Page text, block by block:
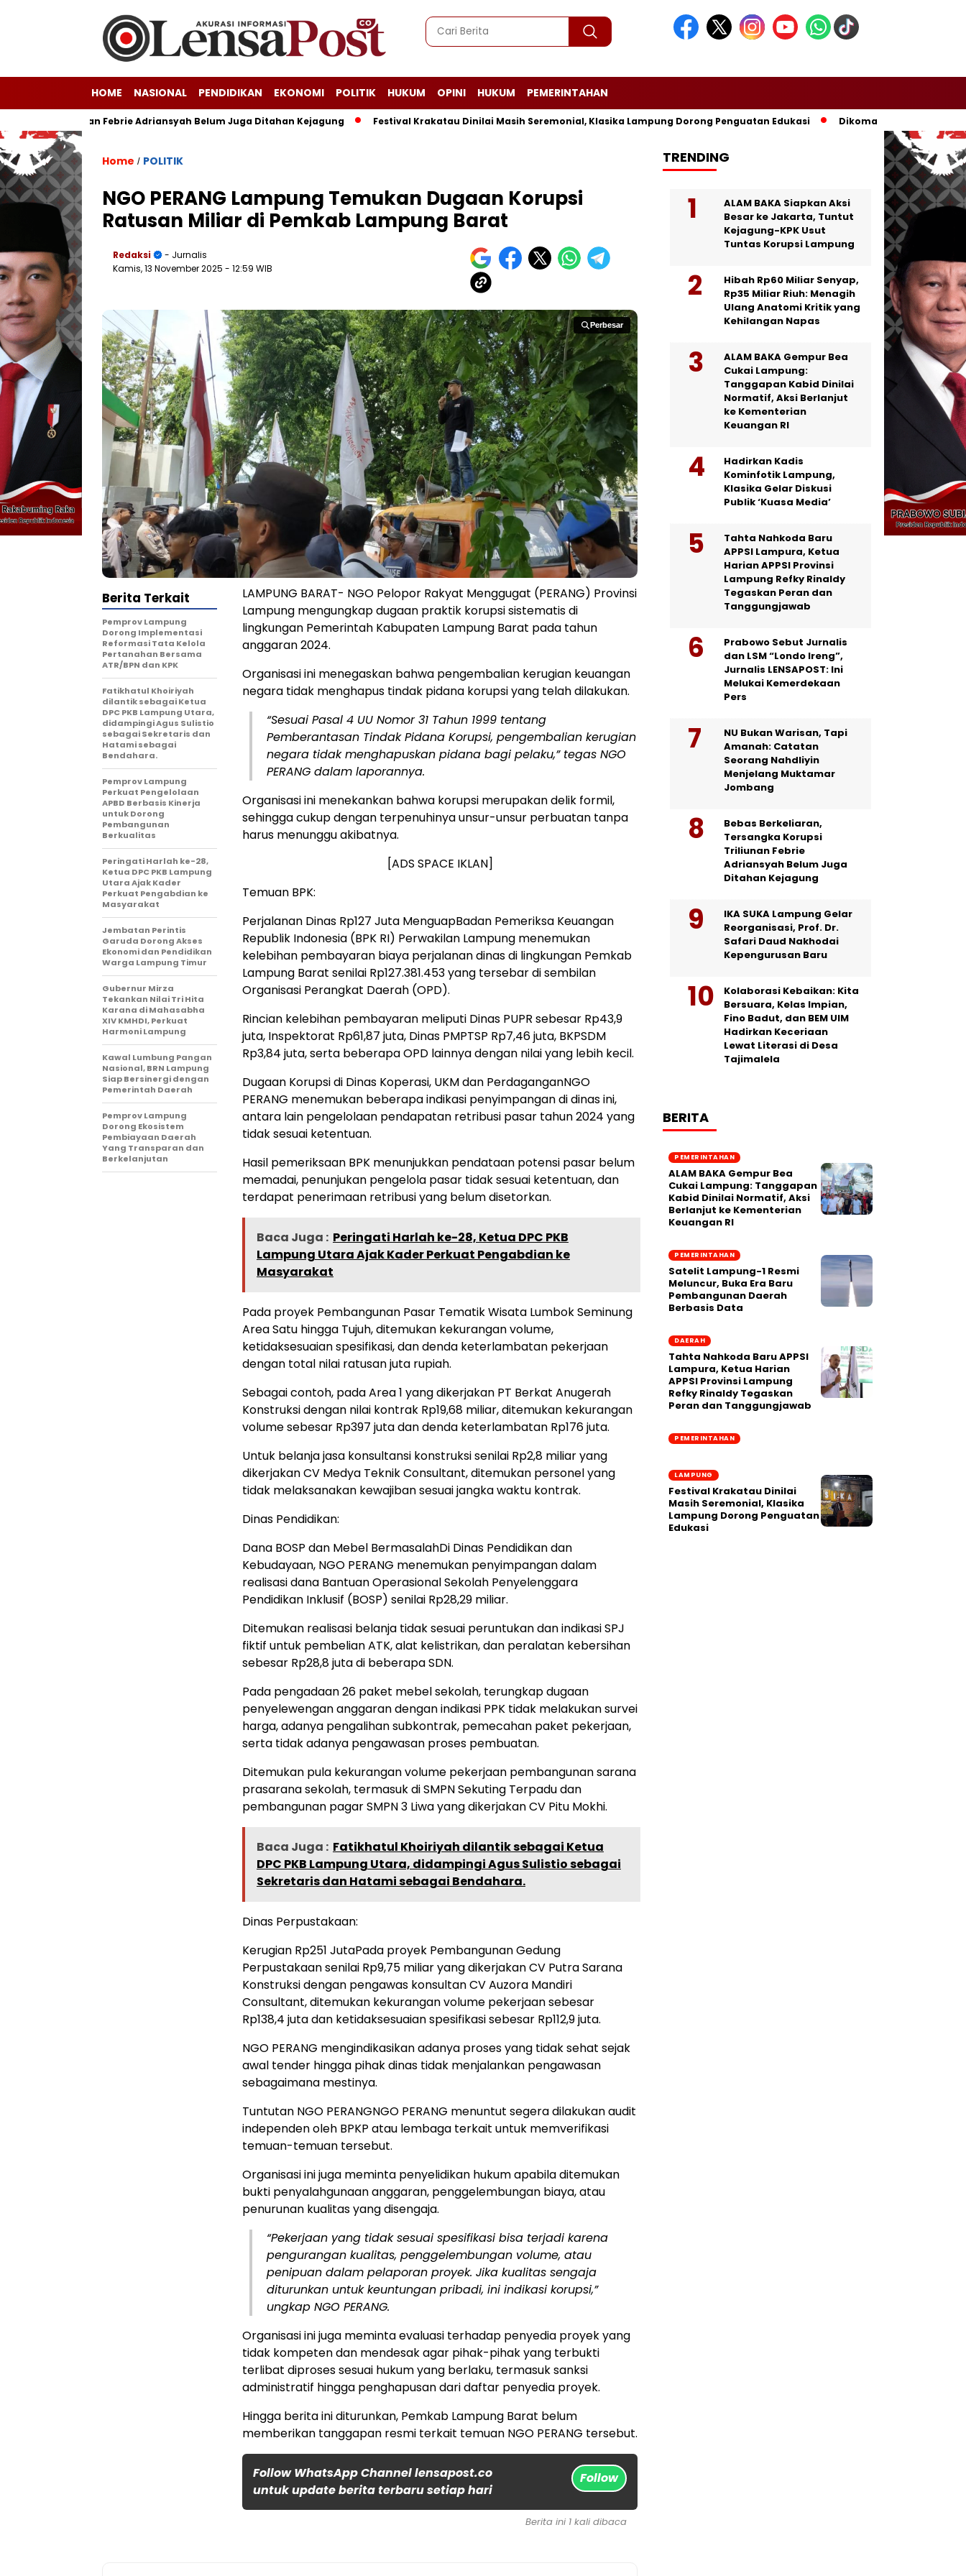
HOME NASIONAL PENDIDIKAN EKONOMI POLITIK HUKUM OPINI HUKUM PEMERINTAHAN
Triliunan Febrie Adriansyah Belum Juga Ditahan Kejagung Festival Krakatau Dinilai Masih Seremonial, Klasika Lampung Dorong Penguatan Edukasi Dikomandoi Mas Dar, Don
Home / POLITIK
NGO PERANG Lampung Temukan Dugaan Korupsi
Ratusan Miliar di Pemkab Lampung Barat
Redaksi
- Jurnalis
Kamis, 13 November 2025 - 12:59 WIB
Perbesar
Perbesar
LAMPUNG BARAT- NGO Pelopor Rakyat Menggugat (PERANG) Provinsi
Lampung mengungkap dugaan praktik korupsi sistematis di
lingkungan Pemerintah Kabupaten Lampung Barat pada tahun
anggaran 2024.
Organisasi ini menegaskan bahwa pengembalian kerugian keuangan
negara tidak menghapus tindak pidana korupsi yang telah dilakukan.
“Sesuai Pasal 4 UU Nomor 31 Tahun 1999 tentang
Pemberantasan Tindak Pidana Korupsi, pengembalian kerugian
negara tidak menghapuskan pidana bagi pelaku,” tegas NGO
PERANG dalam laporannya.
Organisasi ini menekankan bahwa korupsi merupakan delik formil,
sehingga cukup dengan terpenuhinya unsur-unsur perbuatan tanpa
harus menunggu akibatnya.
[ADS SPACE IKLAN]
Temuan BPK:
Perjalanan Dinas Rp127 Juta MenguapBadan Pemeriksa Keuangan
Republik Indonesia (BPK RI) Perwakilan Lampung menemukan
kelebihan pembayaran biaya perjalanan dinas di lingkungan Pemkab
Lampung Barat senilai Rp127.381.453 yang tersebar di sembilan
Organisasi Perangkat Daerah (OPD).
Rincian kelebihan pembayaran meliputi Dinas PUPR sebesar Rp43,9
juta, Inspektorat Rp61,87 juta, Dinas PMPTSP Rp7,46 juta, BKPSDM
Rp3,84 juta, serta beberapa OPD lainnya dengan nilai yang lebih kecil.
Dugaan Korupsi di Dinas Koperasi, UKM dan PerdaganganNGO
PERANG menemukan beberapa indikasi penyimpangan di dinas ini,
antara lain pengelolaan pendapatan retribusi pasar tahun 2024 yang
tidak sesuai ketentuan.
Hasil pemeriksaan BPK menunjukkan pendataan potensi pasar belum
memadai, penunjukan pengelola pasar tidak sesuai ketentuan, dan
terdapat penerimaan retribusi yang belum disetorkan.
Baca Juga : Peringati Harlah ke-28, Ketua DPC PKB
Lampung Utara Ajak Kader Perkuat Pengabdian ke
Masyarakat
Pada proyek Pembangunan Pasar Tematik Wisata Lumbok Seminung
Area Satu hingga Tujuh, ditemukan kekurangan volume,
ketidaksesuaian spesifikasi, dan denda keterlambatan pekerjaan
dengan total nilai ratusan juta rupiah.
Sebagai contoh, pada Area 1 yang dikerjakan PT Berkat Anugerah
Konstruksi dengan nilai kontrak Rp19,68 miliar, ditemukan kekurangan
volume sebesar Rp397 juta dan denda keterlambatan Rp176 juta.
Untuk belanja jasa konsultansi konstruksi senilai Rp2,8 miliar yang
dikerjakan CV Medya Teknik Consultant, ditemukan personel yang
tidak melaksanakan kewajiban sesuai jangka waktu kontrak.
Dinas Pendidikan:
Dana BOSP dan Mebel BermasalahDi Dinas Pendidikan dan
Kebudayaan, NGO PERANG menemukan penyimpangan dalam
realisasi dana Bantuan Operasional Sekolah Penyelenggara
Pendidikan Inklusif (BOSP) senilai Rp28,29 miliar.
Ditemukan realisasi belanja tidak sesuai peruntukan dan indikasi SPJ
fiktif untuk pembelian ATK, alat kelistrikan, dan peralatan kebersihan
sebesar Rp28,8 juta di beberapa SDN.
Pada pengadaan 26 paket mebel sekolah, terungkap dugaan
penyelewengan anggaran dengan indikasi PPK tidak melakukan survei
harga, adanya pengalihan subkontrak, pemecahan paket pekerjaan,
serta tidak adanya pengawasan proses pembuatan.
Ditemukan pula kekurangan volume pekerjaan pembangunan sarana
prasarana sekolah, termasuk di SMPN Sekuting Terpadu dan
pembangunan pagar SMPN 3 Liwa yang dikerjakan CV Pitu Mokhi.
Baca Juga : Fatikhatul Khoiriyah dilantik sebagai Ketua
DPC PKB Lampung Utara, didampingi Agus Sulistio sebagai
Sekretaris dan Hatami sebagai Bendahara.
Dinas Perpustakaan:
Kerugian Rp251 JutaPada proyek Pembangunan Gedung
Perpustakaan senilai Rp9,75 miliar yang dikerjakan CV Putra Sarana
Konstruksi dengan pengawas konsultan CV Auzora Mandiri
Consultant, ditemukan kekurangan volume pekerjaan sebesar
Rp138,4 juta dan ketidaksesuaian spesifikasi sebesar Rp112,9 juta.
NGO PERANG mengindikasikan adanya proses yang tidak sehat sejak
awal tender hingga pihak dinas tidak menjalankan pengawasan
sebagaimana mestinya.
Tuntutan NGO PERANGNGO PERANG menuntut segera dilakukan audit
independen oleh BPKP atau lembaga terkait untuk memverifikasi
temuan-temuan tersebut.
Organisasi ini juga meminta penyelidikan hukum apabila ditemukan
bukti penyalahgunaan anggaran, penggelembungan biaya, atau
penurunan kualitas yang disengaja.
“Pekerjaan yang tidak sesuai spesifikasi bisa terjadi karena
pengurangan kualitas, penggelembungan volume, atau
penipuan dalam pelaporan proyek. Jika kualitas sengaja
diturunkan untuk keuntungan pribadi, ini indikasi korupsi,”
ungkap NGO PERANG.
Organisasi ini juga meminta evaluasi terhadap penyedia proyek yang
tidak kompeten dan mendesak agar pihak-pihak yang terbukti
terlibat diproses sesuai hukum yang berlaku, termasuk sanksi
administratif hingga penghapusan dari daftar penyedia proyek.
Hingga berita ini diturunkan, Pemkab Lampung Barat belum
memberikan tanggapan resmi terkait temuan NGO PERANG tersebut.
Follow WhatsApp Channel lensapost.co
untuk update berita terbaru setiap hari
Follow
Berita Terkait
Pemprov Lampung
Dorong Implementasi
Reformasi Tata Kelola
Pertanahan Bersama
ATR/BPN dan KPK
Fatikhatul Khoiriyah
dilantik sebagai Ketua
DPC PKB Lampung Utara,
didampingi Agus Sulistio
sebagai Sekretaris dan
Hatami sebagai
Bendahara.
Pemprov Lampung
Perkuat Pengelolaan
APBD Berbasis Kinerja
untuk Dorong
Pembangunan
Berkualitas
Peringati Harlah ke-28,
Ketua DPC PKB Lampung
Utara Ajak Kader
Perkuat Pengabdian ke
Masyarakat
Jembatan Perintis
Garuda Dorong Akses
Ekonomi dan Pendidikan
Warga Lampung Timur
Gubernur Mirza
Tekankan Nilai Tri Hita
Karana di Mahasabha
XIV KMHDI, Perkuat
Harmoni Lampung
Kawal Lumbung Pangan
Nasional, BRN Lampung
Siap Bersinergi dengan
Pemerintah Daerah
Pemprov Lampung
Dorong Ekosistem
Pembiayaan Daerah
Yang Transparan dan
Berkelanjutan
Berita ini 1 kali dibaca
TRENDING
ALAM BAKA Siapkan Aksi
Besar ke Jakarta, Tuntut
Kejagung-KPK Usut
Tuntas Korupsi Lampung
Hibah Rp60 Miliar Senyap,
Rp35 Miliar Riuh: Menagih
Ulang Anatomi Kritik yang
Kehilangan Napas
ALAM BAKA Gempur Bea
Cukai Lampung:
Tanggapan Kabid Dinilai
Normatif, Aksi Berlanjut
ke Kementerian
Keuangan RI
Hadirkan Kadis
Kominfotik Lampung,
Klasika Gelar Diskusi
Publik ‘Kuasa Media’
Tahta Nahkoda Baru
APPSI Lampura, Ketua
Harian APPSI Provinsi
Lampung Refky Rinaldy
Tegaskan Peran dan
Tanggungjawab
Prabowo Sebut Jurnalis
dan LSM “Londo Ireng”,
Jurnalis LENSAPOST: Ini
Melukai Kemerdekaan
Pers
NU Bukan Warisan, Tapi
Amanah: Catatan
Seorang Nahdliyin
Menjelang Muktamar
Jombang
Bebas Berkeliaran,
Tersangka Korupsi
Triliunan Febrie
Adriansyah Belum Juga
Ditahan Kejagung
IKA SUKA Lampung Gelar
Reorganisasi, Prof. Dr.
Safari Daud Nakhodai
Kepengurusan Baru
Kolaborasi Kebaikan: Kita
Bersuara, Kelas Impian,
Fino Badut, dan BEM UIM
Hadirkan Keceriaan
Lewat Literasi di Desa
Tajimalela
BERITA
PEMERINTAHAN
ALAM BAKA Gempur Bea
Cukai Lampung: Tanggapan
Kabid Dinilai Normatif, Aksi
Berlanjut ke Kementerian
Keuangan RI
PEMERINTAHAN
Satelit Lampung-1 Resmi
Meluncur, Buka Era Baru
Pembangunan Daerah
Berbasis Data
DAERAH
Tahta Nahkoda Baru APPSI
Lampura, Ketua Harian
APPSI Provinsi Lampung
Refky Rinaldy Tegaskan
Peran dan Tanggungjawab
PEMERINTAHAN
LAMPUNG
Festival Krakatau Dinilai
Masih Seremonial, Klasika
Lampung Dorong Penguatan
Edukasi